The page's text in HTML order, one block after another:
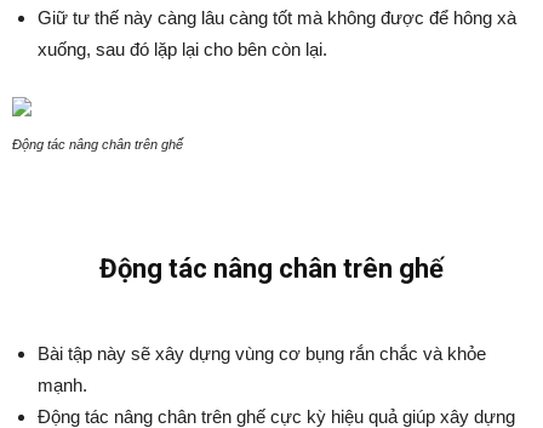
Giữ tư thế này càng lâu càng tốt mà không được để hông xà
xuống, sau đó lặp lại cho bên còn lại.
Động tác nâng chân trên ghế
Động tác nâng chân trên ghế
Bài tập này sẽ xây dựng vùng cơ bụng rắn chắc và khỏe
mạnh.
Động tác nâng chân trên ghế cực kỳ hiệu quả giúp xây dựng